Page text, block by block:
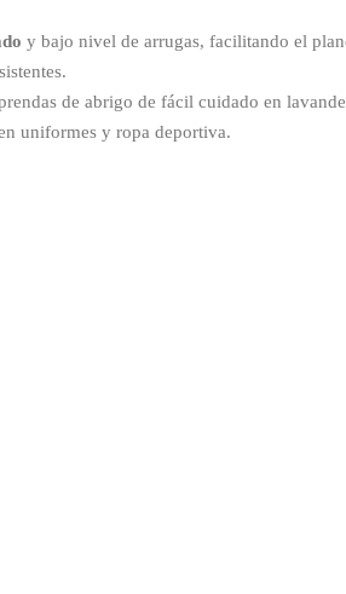
y bajo nivel de arrugas, facilitando el
de abrigo de fácil cuidado en
uniformes y ropa deportiva.